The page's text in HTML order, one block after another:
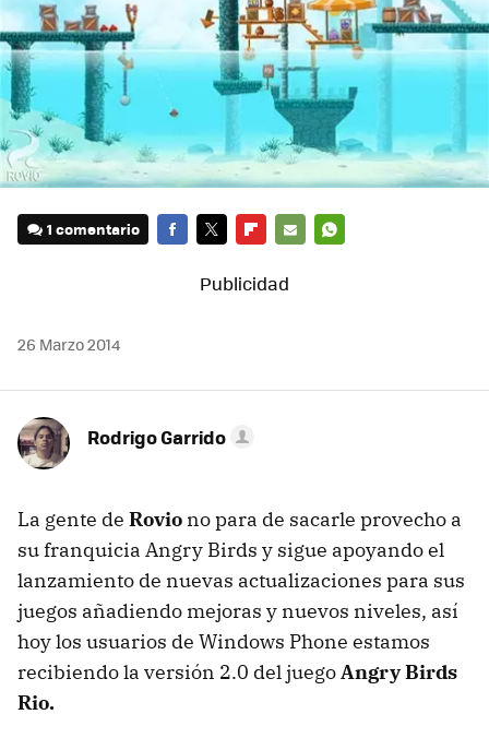
1 comentario
MAIL
26 Marzo 2014
Rodrigo Garrido
La gente de Rovio no para de sacarle provecho a
su franquicia Angry Birds y sigue apoyando el
lanzamiento de nuevas actualizaciones para sus
juegos añadiendo mejoras y nuevos niveles, así
hoy los usuarios de Windows Phone estamos
recibiendo la versión 2.0 del juegoAngry Birds
Rio.